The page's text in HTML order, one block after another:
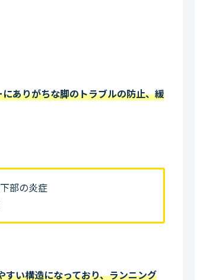
ありがちな脚のトラブルの防止、緩
部の炎症
い構造になっており、ランニング